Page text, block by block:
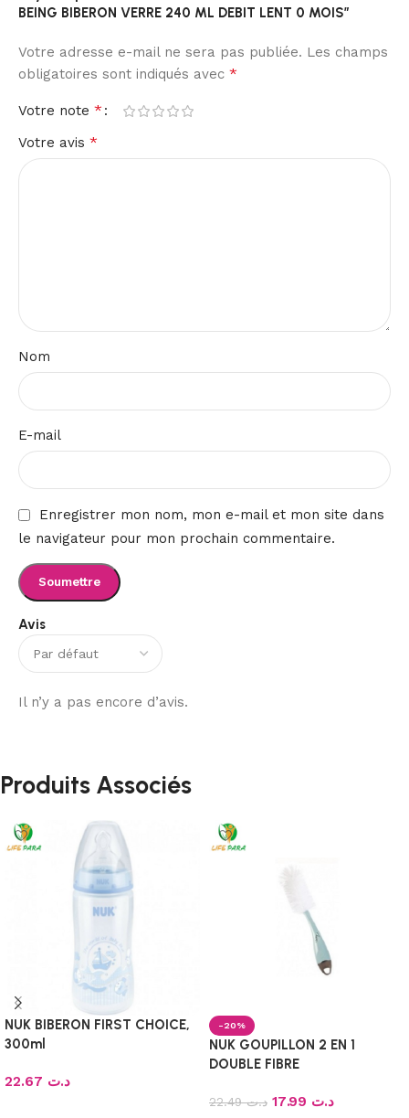
Avis
Il n’y a pas encore d’avis.
BEING BIBERON VERRE 240 ML DEBIT LENT 0 MOIS”
Votre adresse e-mail ne sera pas publiée. Les champs
obligatoires sont indiqués avec *
Votre note *
Votre avis *
Nom
E-mail
Enregistrer mon nom, mon e-mail et mon site dans
le navigateur pour mon prochain commentaire.
Produits Associés
NUK BIBERON FIRST CHOICE,
300ml
د.ت
-20%
NUK GOUPILLON 2 EN 1
DOUBLE FIBRE
د.ت22.49 د.ت